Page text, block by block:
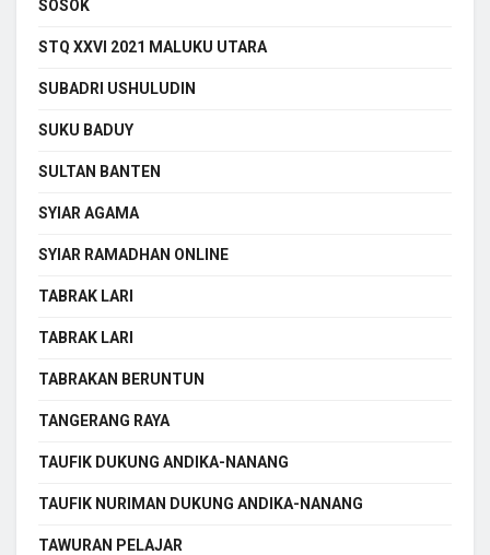
SOSOK
STQ XXVI 2021 MALUKU UTARA
SUBADRI USHULUDIN
SUKU BADUY
SULTAN BANTEN
SYIAR AGAMA
SYIAR RAMADHAN ONLINE
TABRAK LARI
TABRAK LARI
TABRAKAN BERUNTUN
TANGERANG RAYA
TAUFIK DUKUNG ANDIKA-NANANG
TAUFIK NURIMAN DUKUNG ANDIKA-NANANG
TAWURAN PELAJAR